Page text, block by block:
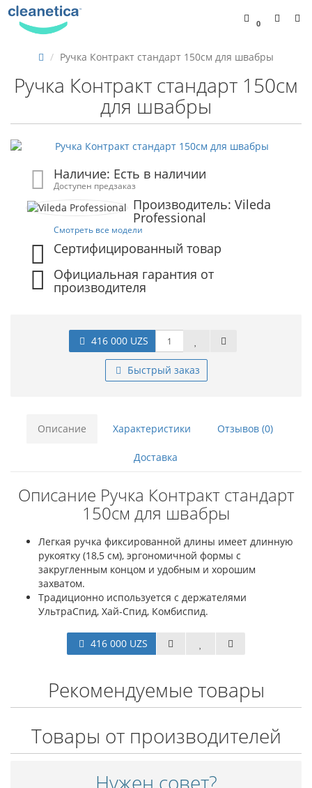
0
Ручка Контракт стандарт 150см для швабры
Ручка Контракт стандарт 150см
для швабры
Наличие: Есть в наличии
Доступен предзаказ
Производитель: Vileda
Professional
Смотреть все модели
Сертифицированный товар
Официальная гарантия от
производителя
416 000 UZS
Быстрый заказ
Описание Характеристики Отзывов (0)
Доставка
Описание Ручка Контракт стандарт
150см для швабры
Легкая ручка фиксированной длины имеет длинную
рукоятку (18,5 см), эргономичной формы с
закругленным концом и удобным и хорошим
захватом.
Традиционно используется с держателями
УльтраСпид, Хай-Спид, Комбиспид.
416 000 UZS
Рекомендуемые товары
Товары от производителей
Нужен совет?